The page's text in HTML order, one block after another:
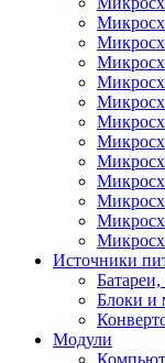
Источники
Блоки и
Модули